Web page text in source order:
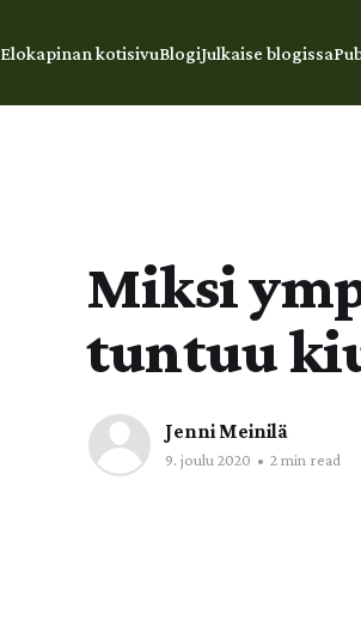
Elokapinan kotisivuBlogiJulkaise blogissa
Miksi
tuntuu
Jenni Meinilä
9. joulu 2020 • 2 min read